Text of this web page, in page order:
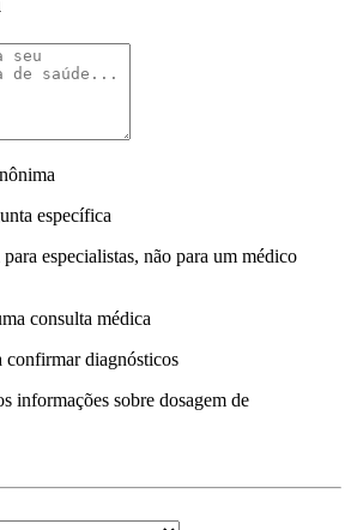
específica
especialistas, não para um médico
consulta médica
confirmar diagnósticos
informações sobre dosagem de